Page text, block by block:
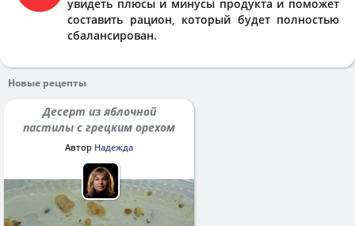
увидеть плюсы и минусы продукта и поможет
составить рацион, который будет полностью
сбалансирован.
Новые рецепты
Десерт из яблочной
пастилы с грецким орехом
Автор Надежда